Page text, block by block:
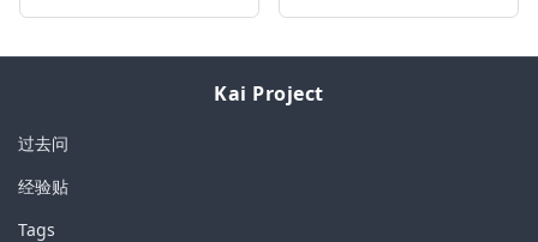
Kai Project
过去问
经验贴
Tags